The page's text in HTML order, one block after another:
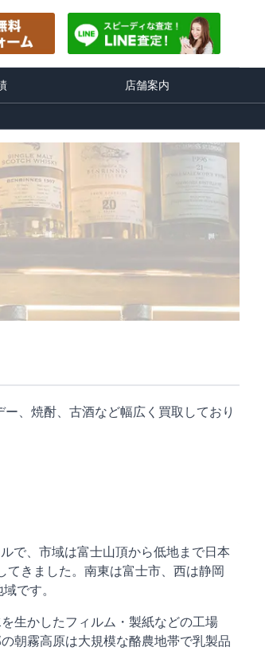
店舗案内
、焼酎、古酒など幅広く買取しており
で、市域は富士山頂から低地まで日本
きました。南東は富士市、西は静岡
です。
生かしたフィルム・製紙などの工場
朝霧高原は大規模な酪農地帯で乳製品